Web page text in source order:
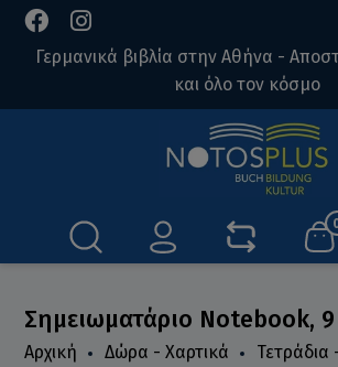
Γερμανικά βιβλία στην Αθήνα -
και όλο τον κόσμο
Σημειωματάριο Notebook,
Αρχική Δώρα - Χαρτικά
Τετράδια